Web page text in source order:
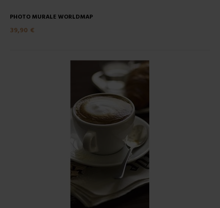
PHOTO MURALE WORLDMAP
39,90 €